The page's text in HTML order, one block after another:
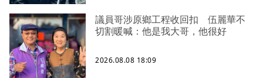
議員哥涉原鄉工程收回扣 伍麗華不
切割暖喊：他是我大哥，他很好
2026.08.08 18:09